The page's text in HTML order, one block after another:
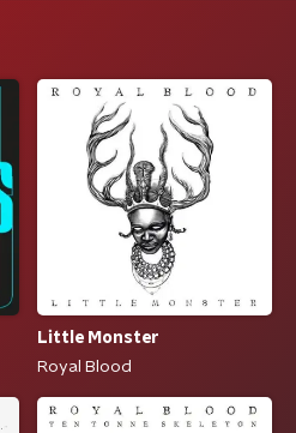
Little Monster
Royal Blood